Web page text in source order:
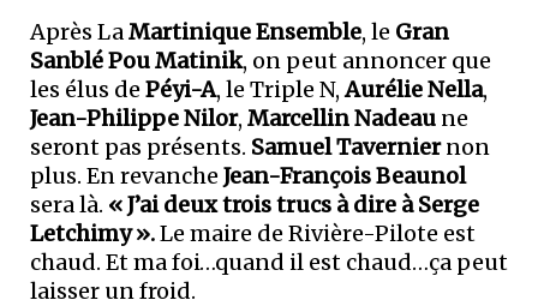
Après LaMartinique Ensemble, le Gran
Sanblé Pou Matinik, on peut annoncer que
les élus de Péyi-A, le Triple N,Aurélie Nella,
Jean-Philippe Nilor, Marcellin Nadeau ne
seront pas présents. Samuel Taverniernon
plus. En revanche Jean-François Beaunol
sera là. « J’ai deux trois trucs à dire à Serge
Letchimy ».Le maire de Rivière-Pilote est
chaud. Et ma foi…quand il est chaud…ça peut
laisser un froid.